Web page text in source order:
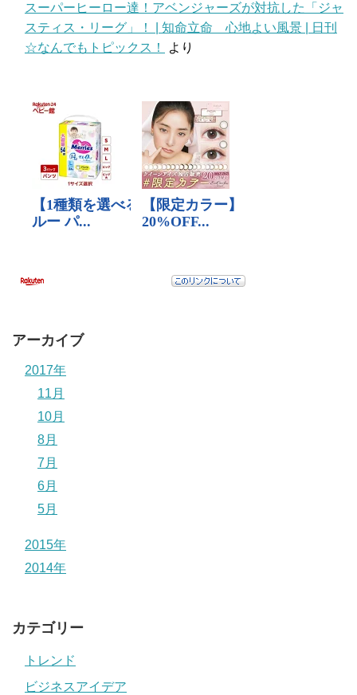
スーパーヒーロー達！アベンジャーズが対抗した「ジャ
スティス・リーグ」！ | 知命立命 心地よい風景 | 日刊
☆なんでもトピックス！
より
アーカイブ
2017年
11月
10月
8月
7月
6月
5月
2015年
2014年
カテゴリー
トレンド
ビジネスアイデア